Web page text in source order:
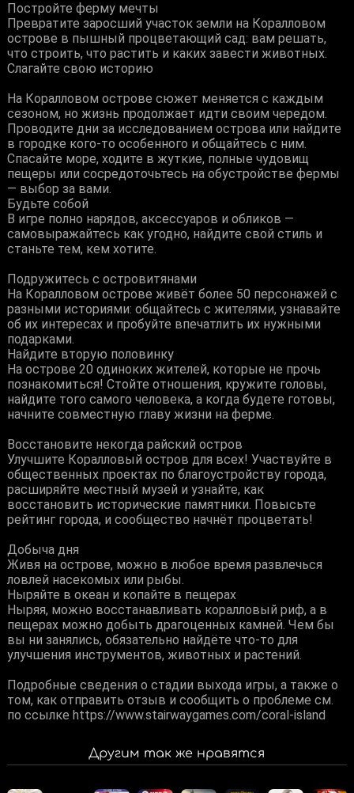
Постройте ферму мечты
Превратите заросший участок земли на Коралловом
острове в пышный процветающий сад: вам решать,
что строить, что растить и каких завести животных.
Слагайте свою историю
На Коралловом острове сюжет меняется с каждым
сезоном, но жизнь продолжает идти своим чередом.
Проводите дни за исследованием острова или найдите
в городке кого-то особенного и общайтесь с ним.
Спасайте море, ходите в жуткие, полные чудовищ
пещеры или сосредоточьтесь на обустройстве фермы
— выбор за вами.
Будьте собой
В игре полно нарядов, аксессуаров и обликов —
самовыражайтесь как угодно, найдите свой стиль и
станьте тем, кем хотите.
Подружитесь с островитянами
На Коралловом острове живёт более 50 персонажей с
разными историями: общайтесь с жителями, узнавайте
об их интересах и пробуйте впечатлить их нужными
подарками.
Найдите вторую половинку
На острове 20 одиноких жителей, которые не прочь
познакомиться! Стойте отношения, кружите головы,
найдите того самого человека, а когда будете готовы,
начните совместную главу жизни на ферме.
Восстановите некогда райский остров
Улучшите Коралловый остров для всех! Участвуйте в
общественных проектах по благоустройству города,
расширяйте местный музей и узнайте, как
восстановить исторические памятники. Повысьте
рейтинг города, и сообщество начнёт процветать!
Добыча дня
Живя на острове, можно в любое время развлечься
ловлей насекомых или рыбы.
Ныряйте в океан и копайте в пещерах
Ныряя, можно восстанавливать коралловый риф, а в
пещерах можно добыть драгоценных камней. Чем бы
вы ни занялись, обязательно найдёте что-то для
улучшения инструментов, животных и растений.
Подробные сведения о стадии выхода игры, а также о
том, как отправить отзыв и сообщить о проблеме см.
по ссылке https://www.stairwaygames.com/coral-island
Другим так же нравятся